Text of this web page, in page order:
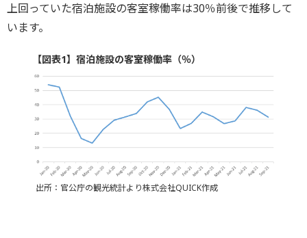
上回っていた宿泊施設の客室稼働率は30％前後で推移して
います。
【図表1】宿泊施設の客室稼働率（％）
出所：官公庁の観光統計より株式会社QUICK作成